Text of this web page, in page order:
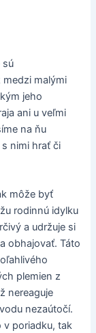
sú
malými
jeho
ani u veľmi
na ňu
nimi hrať či
môže byť
rodinnú idylku
a udržuje si
obhajovať. Táto
plemien z
nereaguje
nezaútočí.
v poriadku, tak